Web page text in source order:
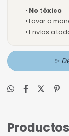
• No tóxico
• Lavar a
• Envíos a
✨